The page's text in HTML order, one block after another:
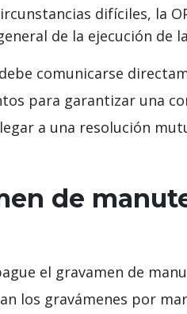
difíciles, la
de la ejecución de
comunicarse
para garantizar una
a una resolución
de
el gravamen de
los gravámenes por